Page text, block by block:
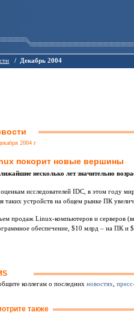
/ Декабрь 2004
2004 г
покорит новые вершины
несколько лет значительно
исследователей IDC, в этом году
таких устройств на общем рынке ПК
продаж Linux-компьютеров и серверов
обеспечение, $10 млрд – на ПК и
коллегам о последних новостях
также